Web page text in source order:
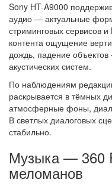
Sony HT-A9000
аудио — актуальные
стриминговых сервисов
контента ощущение
дождь, падение
акустических систем.
По наблюдениям
раскрывается в тёмных
атмосферные фоны,
В светлых диалоговых
стабильно.
Музыка — 360
меломанов